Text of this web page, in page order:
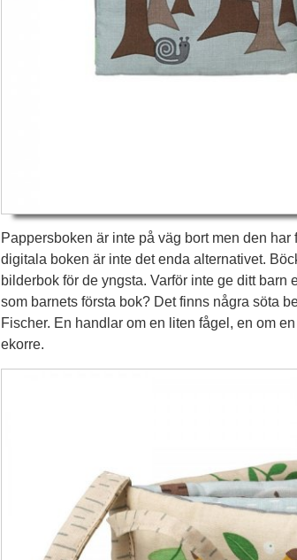
Pappersboken är inte på väg bort men den
digitala boken är inte det enda alternativet.
bilderbok för de yngsta. Varför inte ge ditt barn
som barnets första bok? Det finns några söta
Fischer. En handlar om en liten fågel, en om
ekorre.